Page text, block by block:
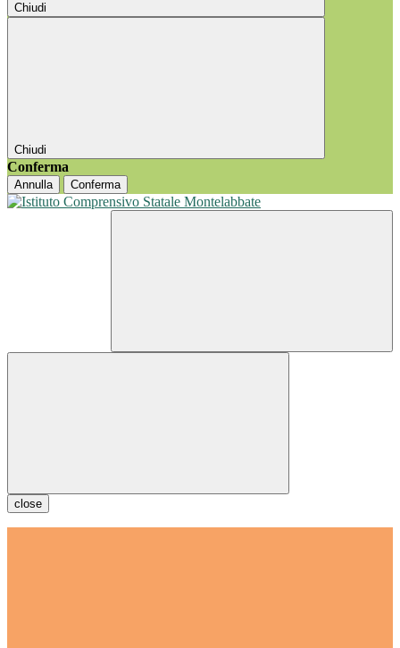
Chiudi
Chiudi
Conferma
Annulla Conferma
close